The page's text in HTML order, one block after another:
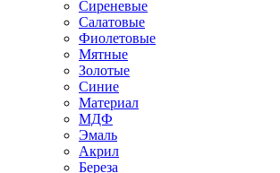
Сиреневые
Салатовые
Фиолетовые
Мятные
Золотые
Синие
Материал
МДФ
Эмаль
Акрил
Береза